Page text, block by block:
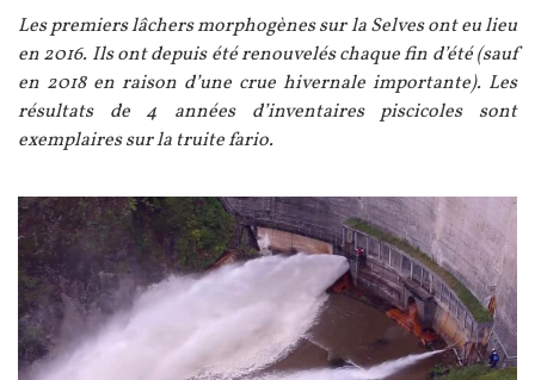
Les premiers lâchers morphogènes sur la Selves ont eu lieu
en 2016. Ils ont depuis été renouvelés chaque fin d’été (sauf
en 2018 en raison d’une crue hivernale importante). Les
résultats de 4 années d’inventaires piscicoles sont
exemplaires sur la truite fario.
Image